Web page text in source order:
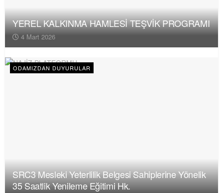
YEREL KALKINMA HAMLESİ TEŞVİK PROGRAMI
4 Mart 2026
ODAMIZDAN DUYURULAR
SRC3 Mesleki Yeterlilik Belgesi Sahiplerine Yönelik
35 Saatlik Yenileme Eğitimi Hk.